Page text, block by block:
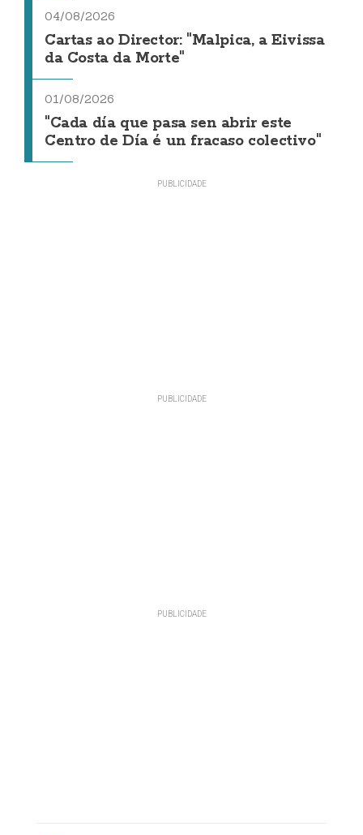
04/08/2026
Cartas ao Director: "Malpica, a Eivissa
da Costa da Morte"
01/08/2026
"Cada día que pasa sen abrir este
Centro de Día é un fracaso colectivo"